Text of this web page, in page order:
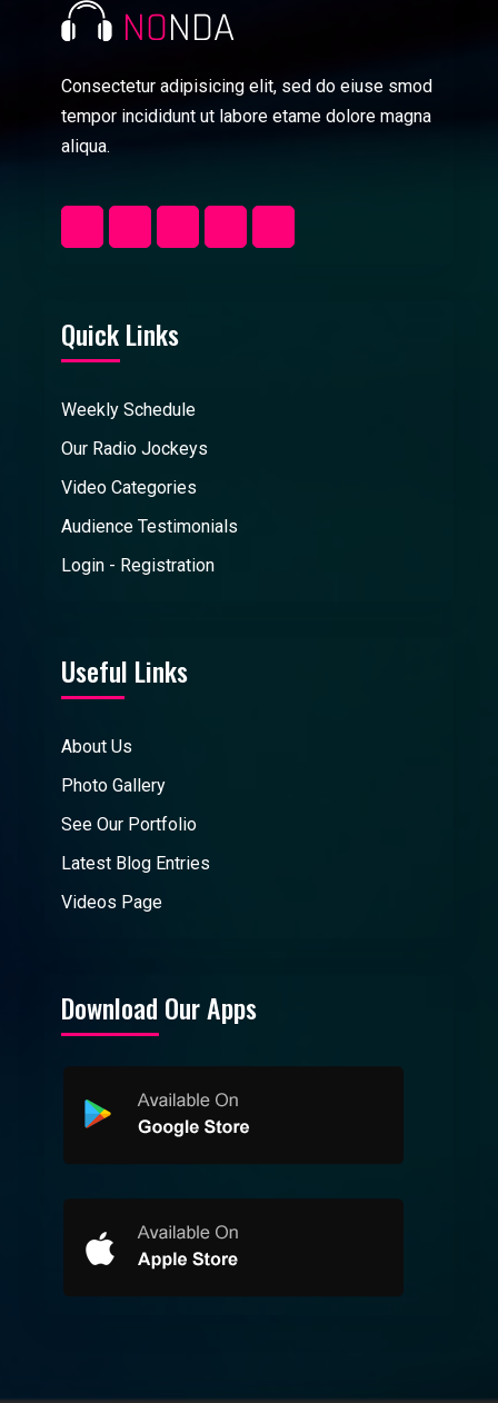
Consectetur adipisicing elit, sed do eiuse smod
tempor incididunt ut labore etame dolore magna
aliqua.
Quick Links
Weekly Schedule
Our Radio Jockeys
Video Categories
Audience Testimonials
Login - Registration
Useful Links
About Us
Photo Gallery
See Our Portfolio
Latest Blog Entries
Videos Page
Download Our Apps